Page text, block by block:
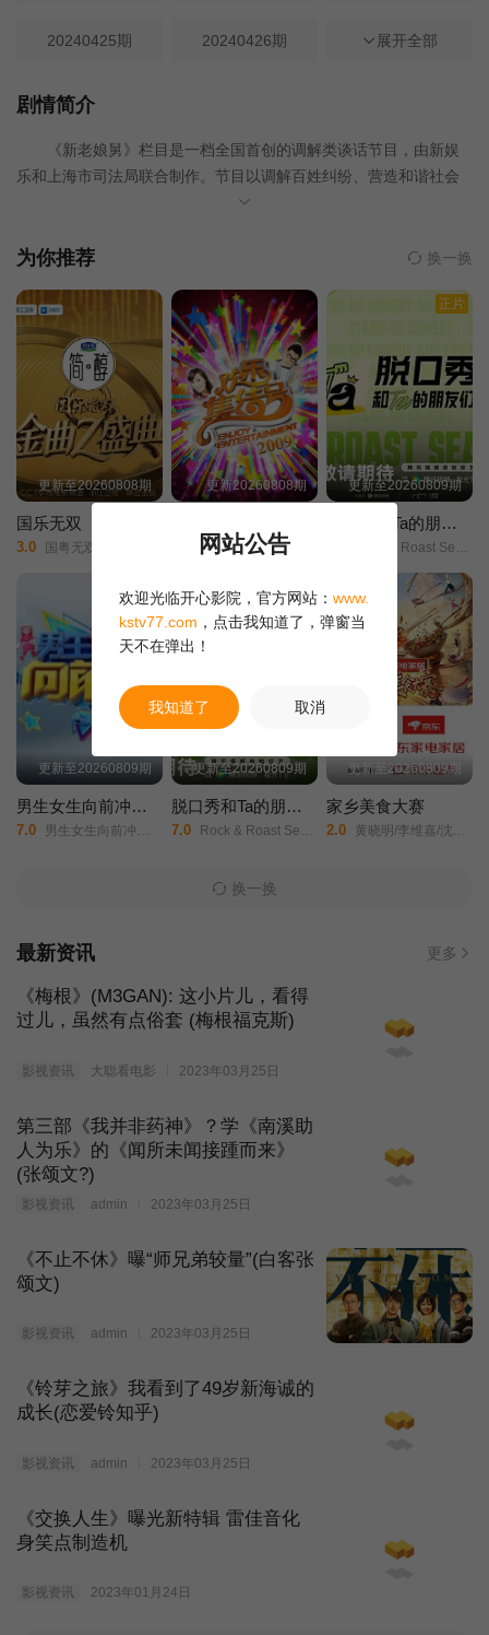
20240425期 20240426期 20240429期
20240430期
20240508期 20240509期 20240510期
20240521期 20240523期
20240527期 20240528期 20240529期
20240530期 20240531期 20240603期
20240604期 20240606期
20240612期
20240613期 20240614期 20240617期
20240618期 20240619期 20240620期
20240621期 20240623期 20240625期
20240626期 20240627期 20240628期
20240702期
20240704期
20240709期 20240710期
20240712期 20240719期
20240723期 20240724期
20240729期
20240812期
20240816期 20240820期
20240826期 20240828期
20240829期
展开全部
剧情简介
《新老娘舅》栏目是一档全国首创的调解类谈话节目，由新娱
乐和上海市司法局联合制作。节目以调解百姓纠纷、营造和谐社会
为宗旨，用老百姓喜闻乐见的形式，潜移默化地宣传国家的政策法
设置的四门热线电话，每天要接受300多位观众的咨询，为百姓排忧
老百姓认可的“老娘舅”，如柏万青、黄飞珏、裴蓁、冯红梅、张兆
国、黄红梅、万峰、蔚兰等等，在节目现场调解百姓纠纷，和主持
人一起为百姓提供化解矛盾的方案。
为你推荐 换一换
更新至20260808期
国乐无双
3.0 国粤无双/创新声/华乐无双/
更新20260808期
董凯/文杰/璐璐/王旭/王群/
正片
更新至20260809期
脱口秀和Ta的朋友们 第三季
Rock & Roast Season Ⅲ/
更新至20260809期
男生女生向前冲第十八季
7.0 男生女生向前冲第18季/
更新至20260809期
脱口秀和Ta的朋友们第三季
7.0 Rock & Roast Season Ⅲ/
更新至20260809期
家乡美食大赛
2.0 黄晓明/李维嘉/沈梦辰/王霏霏/孟佳/金莎/孙丞潇/李斯丹妮/敖子逸/林述巍/
换一换
最新资讯 更多
《梅根》(M3GAN): 这小片儿，看得
过儿，虽然有点俗套 (梅根福克斯)
影视资讯 大聪看电影 2023年03月25日
第三部《我并非药神》？学《南溪助
人为乐》的《闻所未闻接踵而来》
(张颂文?)
影视资讯 admin 2023年03月25日
《不止不休》曝“师兄弟较量”(白客张
颂文)
影视资讯 admin 2023年03月25日
《铃芽之旅》我看到了49岁新海诚的
成长(恋爱铃知乎)
影视资讯 admin 2023年03月25日
《交换人生》曝光新特辑 雷佳音化
身笑点制造机
影视资讯 2023年01月24日
网站公告
欢迎光临开心影院，官方网站： www.
kstv77.com ，点击我知道了，弹窗当
天不在弹出！
我知道了 取消